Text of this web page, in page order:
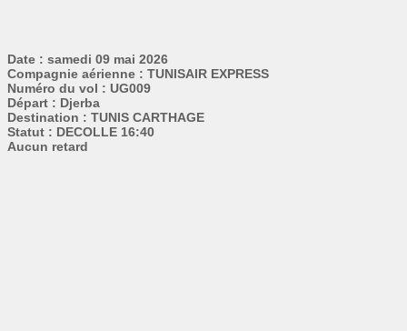
Date : samedi 09 mai 2026
Compagnie aérienne : TUNISAIR EXPRESS
Numéro du vol : UG009
Départ : Djerba
Destination : TUNIS CARTHAGE
Statut : DECOLLE 16:40
Aucun retard